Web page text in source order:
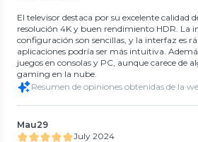
El televisor destaca por su excelente calidad
resolución 4K y buen rendimiento HDR. La
configuración son sencillas, y la interfaz es
aplicaciones podría ser más intuitiva.
juegos en consolas y PC, aunque carece de
gaming en la nube.
Resumen de opiniones obtenidas de la
Mau29
July 2024